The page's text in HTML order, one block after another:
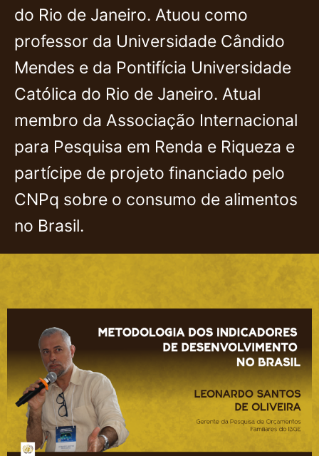
do Rio de Janeiro. Atuou como
professor da Universidade Cândido
Mendes e da Pontifícia Universidade
Católica do Rio de Janeiro. Atual
membro da Associação Internacional
para Pesquisa em Renda e Riqueza e
partícipe de projeto financiado pelo
CNPq sobre o consumo de alimentos
no Brasil.